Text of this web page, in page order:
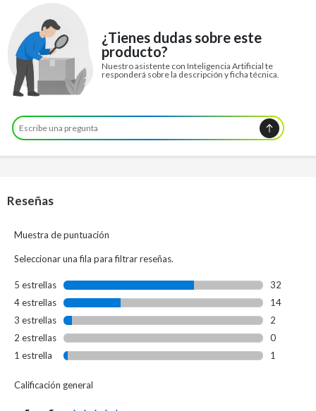
¿Tienes dudas sobre este
producto?
Nuestro asistente con Inteligencia Artificial te
responderá sobre la descripción y ficha técnica.